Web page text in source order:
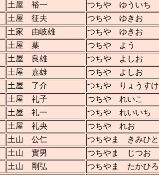
土屋 裕一
つちや ゆういち
土屋 征夫
つちや ゆきお
土家 由岐雄
つちや ゆきお
土屋 葉
つちや よう
土屋 良雄
つちや よしお
土屋 嘉雄
つちや よしお
土屋 了介
つちや りょうすけ
土屋 礼子
つちや れいこ
土屋 礼一
つちや れいいち
土屋 礼央
つちや れお
土山 公仁
つちやま きみひと
土山 實男
つちやま じつお
土山 剛弘
つちやま たかひろ